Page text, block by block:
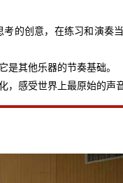
的创意，在练习和演奏
其他乐器的节奏基础。
感受世界上最原始的声音